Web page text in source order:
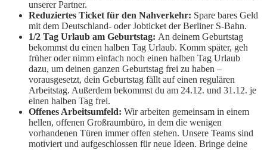
unserer Partner.
Reduziertes Ticket für den Nahverkehr: Spare bares Geld
mit dem Deutschland- oder Jobticket der Berliner S-Bahn.
1/2 Tag Urlaub am Geburtstag: An deinem Geburtstag
bekommst du einen halben Tag Urlaub. Komm später, geh
früher oder nimm einfach noch einen halben Tag Urlaub
dazu, um deinen ganzen Geburtstag frei zu haben –
vorausgesetzt, dein Geburtstag fällt auf einen regulären
Arbeitstag. Außerdem bekommst du am 24.12. und 31.12. je
einen halben Tag frei.
Offenes Arbeitsumfeld: Wir arbeiten gemeinsam in einem
hellen, offenen Großraumbüro, in dem die wenigen
vorhandenen Türen immer offen stehen. Unsere Teams sind
motiviert und aufgeschlossen für neue Ideen. Bringe deine